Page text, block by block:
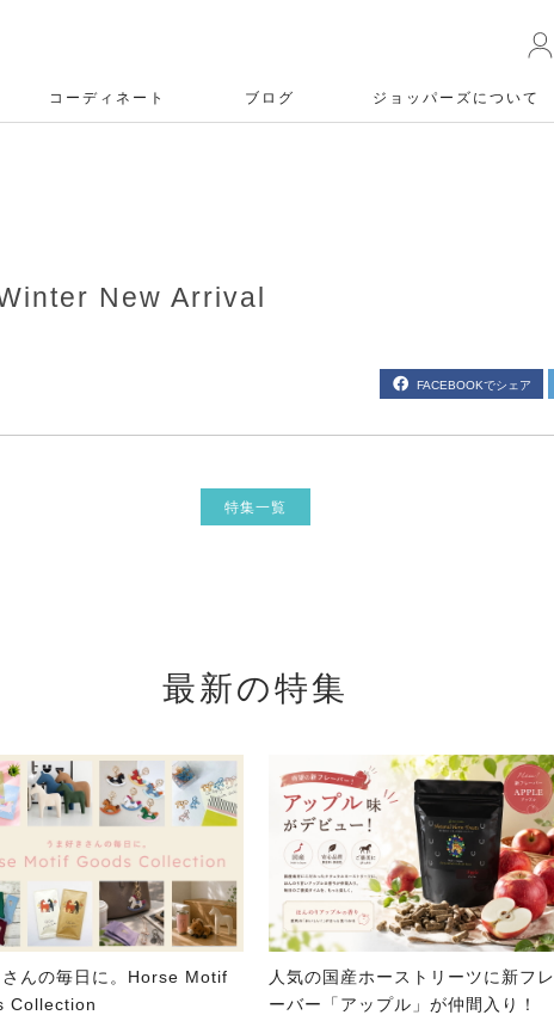
コーディネート ブログ ジョッパーズについて
New Arrival
FACEBOOKでシェア
特集一覧
最新の特集
さんの毎日に。Horse Motif
Collection
人気の国産ホーストリーツに新フレ
ーバー「アップル」が仲間入り！